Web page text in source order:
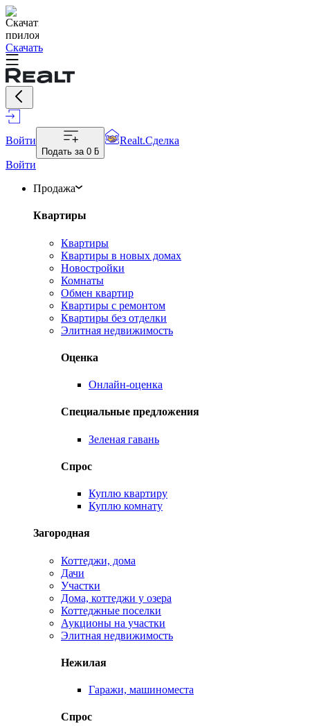
Скачать
Войти
Подать за 0 ƃ
Realt.Сделка
Войти
Продажа
Квартиры
Квартиры
Квартиры в новых домах
Новостройки
Комнаты
Обмен квартир
Квартиры с ремонтом
Квартиры без отделки
Элитная недвижимость
Оценка
Онлайн-оценка
Специальные предложения
Зеленая гавань
Спрос
Куплю квартиру
Куплю комнату
Загородная
Коттеджи, дома
Дачи
Участки
Дома, коттеджи у озера
Коттеджные поселки
Аукционы на участки
Элитная недвижимость
Нежилая
Гаражи, машиноместа
Спрос